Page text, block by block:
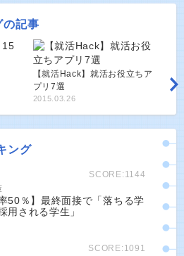
の記事
【就活Hack】就活お役立ちア
プリ7選
2015.03.26
ング
SCORE:1144
50％】最終面接で「落ちる学
用される学生」
SCORE:1091